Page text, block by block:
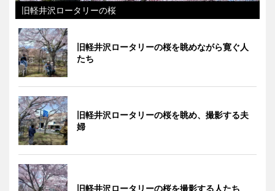
旧軽井沢ロータリーの桜
旧軽井沢ロータリーの桜を眺めながら寛ぐ人
たち
旧軽井沢ロータリーの桜を眺め、撮影する夫
婦
旧軽井沢ロータリーの桜を撮影する人たち